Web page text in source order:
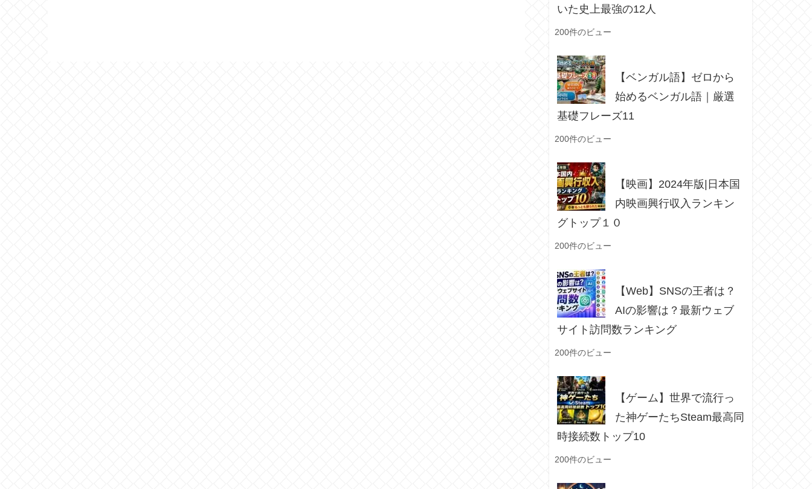
いた史上最強の12人
200件のビュー
【ベンガル語】ゼロから
始めるベンガル語｜厳選
基礎フレーズ11
200件のビュー
【映画】2024年版|日本国
内映画興行収入ランキン
グトップ１０
200件のビュー
【Web】SNSの王者は？
AIの影響は？最新ウェブ
サイト訪問数ランキング
200件のビュー
【ゲーム】世界で流行っ
た神ゲーたちSteam最高同
時接続数トップ10
200件のビュー